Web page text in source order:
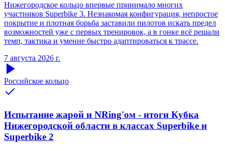
Нижегородское кольцо впервые принимало многих
участников Superbike 3. Незнакомая конфигурация, непростое
покрытие и плотная борьба заставили пилотов искать предел
возможностей уже с первых тренировок, а в гонке всё решали
темп, тактика и умение быстро адаптироваться к трассе.
7 августа 2026 г.
Российское кольцо
Испытание жарой и NRing'ом - итоги Кубка
Нижегородской области в классах Superbike и
Superbike 2